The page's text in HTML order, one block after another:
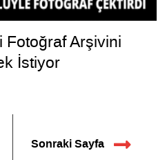
Arşivini
İstiyor
Sonraki Sayfa